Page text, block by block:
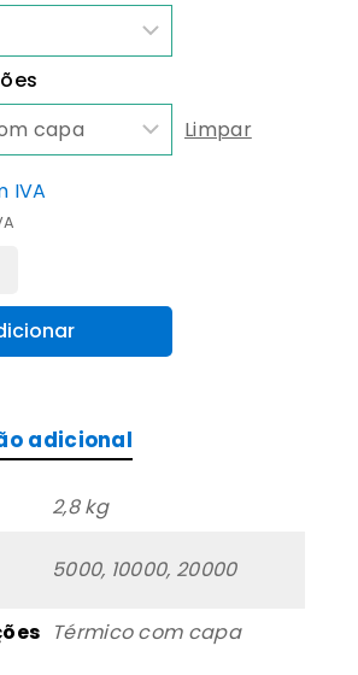
Limpar
IVA
adicional
2,8 kg
5000, 10000, 20000
Térmico com capa